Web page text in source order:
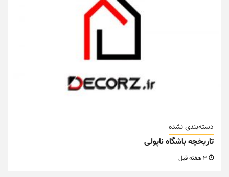
دسته‌بندی نشده
تاریخچه باشگاه ناپولی